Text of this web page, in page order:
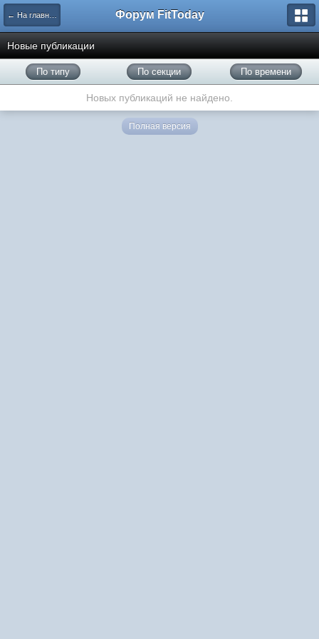
← На главную Форум FitToday
Новые публикации
По типу По секции По времени
Новых публикаций не найдено.
Полная версия